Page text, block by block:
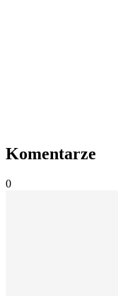
Komentarze
0